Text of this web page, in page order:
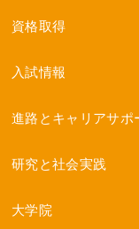
資格取得
入試情報
進路とキャリアサポ
研究と社会実践
大学院